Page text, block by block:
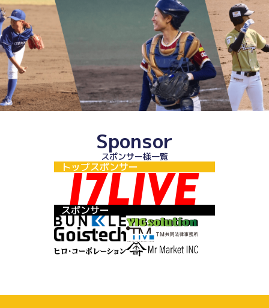
Sponsor
スポンサー様一覧
トップスポンサー
スポンサー